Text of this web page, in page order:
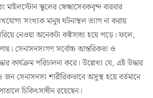
মাইলস্টোন স্কুলের স্বেচ্ছাসেবকবৃন্দ বারবার
সংখ্যক মানুষ ঘটনাস্থল ত্যাগ না করায়
নেওয়া অনেকটা কষ্টসাধ্য হয়ে পড়ে। ফলে,
পায়। সেনাসদস্যগণ সর্বোচ্চ আন্তরিকতা ও
কার্যক্রম পরিচালনা করে। উল্লেখ্য যে, এই উদ্ধার
জন সেনাসদস্য শারীরিকভাবে অসুস্থ হয়ে বর্তমানে
চিকিৎসাধীন রয়েছেন।